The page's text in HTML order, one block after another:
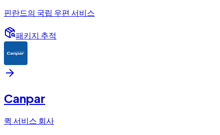
핀란드의 국립 우편 서비스
패키지 추적
Canpar
퀵 서비스 회사